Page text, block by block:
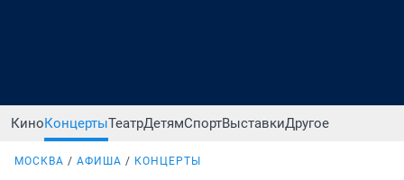
КиноКонцертыТеатрДетямСпортВыставкиДругое
МОСКВА АФИША КОНЦЕРТЫ